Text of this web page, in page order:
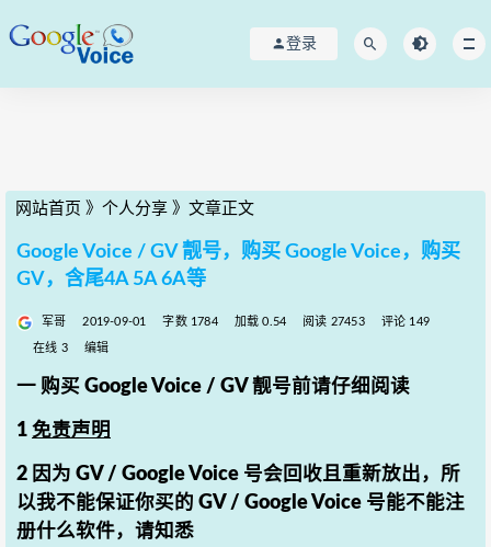
登录
网站首页 》 个人分享 》 文章正文
Google Voice / GV 靓号，购买 Google Voice，购买
GV，含尾4A 5A 6A等
军哥 2019-09-01 字数 1784 加载 0.54 阅读 27453 评论 149
在线 3 编辑
一 购买 Google Voice / GV 靓号前请仔细阅读
1 免责声明
2 因为 GV / Google Voice 号会回收且重新放出，所
以我不能保证你买的 GV / Google Voice 号能不能注
册什么软件，请知悉